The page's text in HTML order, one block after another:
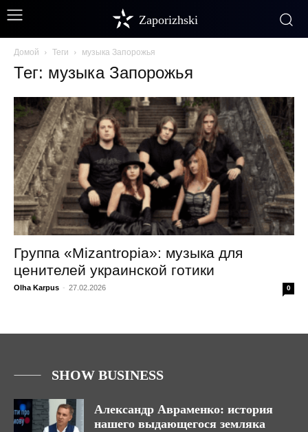
Zaporizhski
Домой Теги музыка Запорожья
Тег: музыка Запорожья
Группа «Mizantropia»: музыка для
ценителей украинской готики
Olha Karpus - 27.02.2026 0
SHOW BUSINESS
Александр Авраменко: история
нашего выдающегося земляка